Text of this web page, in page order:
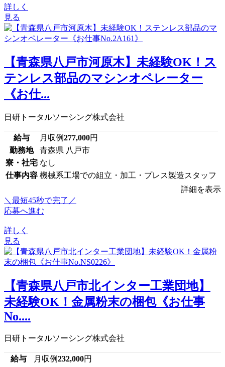
詳しく
見る
【青森県八戸市河原木】未経験OK！ス
テンレス部品のマシンオペレーター
《お仕...
日研トータルソーシング株式会社
給与 月収例277,000円
勤務地
青森県 八戸市
寮・社宅 なし
仕事内容 機械系工場での組立・加工・プレス製造スタッフ
詳細を表示
＼最短45秒で完了／
応募へ進む
詳しく
見る
【青森県八戸市北インター工業団地】
未経験OK！金属粉末の梱包《お仕事
No....
日研トータルソーシング株式会社
給与 月収例232,000円